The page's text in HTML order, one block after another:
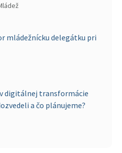
mládežnícku delegátku pri
digitálnej transformácie
a čo plánujeme?